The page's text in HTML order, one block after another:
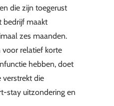
die zijn toegerust
bedrijf maakt
zes maanden.
voor relatief korte
hebben, doet
verstrekt die
stay uitzondering en